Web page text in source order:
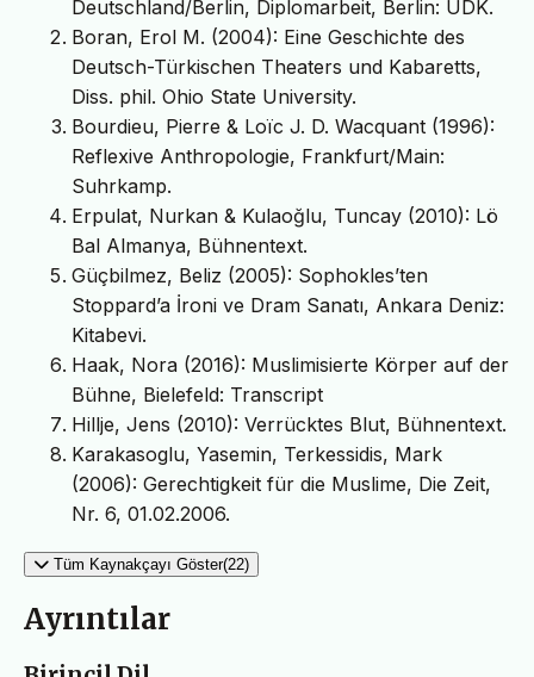
Deutschland/Berlin, Diplomarbeit, Berlin: UDK.
Boran, Erol M. (2004): Eine Geschichte des
Deutsch-Türkischen Theaters und Kabaretts,
Diss. phil. Ohio State University.
Bourdieu, Pierre & Loïc J. D. Wacquant (1996):
Reflexive Anthropologie, Frankfurt/Main:
Suhrkamp.
Erpulat, Nurkan & Kulaoğlu, Tuncay (2010): Lö
Bal Almanya, Bühnentext.
Güçbilmez, Beliz (2005): Sophokles’ten
Stoppard’a İroni ve Dram Sanatı, Ankara Deniz:
Kitabevi.
Haak, Nora (2016): Muslimisierte Körper auf der
Bühne, Bielefeld: Transcript
Hillje, Jens (2010): Verrücktes Blut, Bühnentext.
Karakasoglu, Yasemin, Terkessidis, Mark
(2006): Gerechtigkeit für die Muslime, Die Zeit,
Nr. 6, 01.02.2006.
Tüm Kaynakçayı Göster(22)
Ayrıntılar